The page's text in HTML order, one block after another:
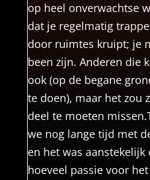
op heel onverwachtse
dat je regelmatig
door ruimtes kruipt; je
been zijn. Anderen die
ook (op de begane
te doen), maar het zou
deel te moeten
we nog lange tijd met
en het was aanstekelijk
hoeveel passie voor